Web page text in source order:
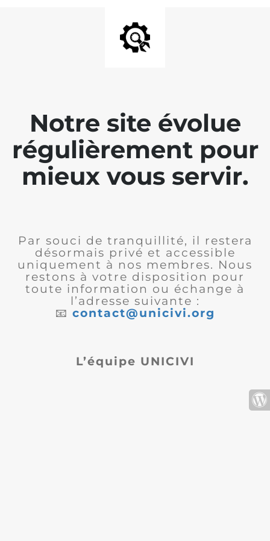
Notre site évolue
régulièrement pour
mieux vous servir.
Par souci de tranquillité, il restera
désormais privé et accessible
uniquement à nos membres. Nous
restons à votre disposition pour
toute information ou échange à
l’adresse suivante :
📧 contact@unicivi.org
L’équipe UNICIVI